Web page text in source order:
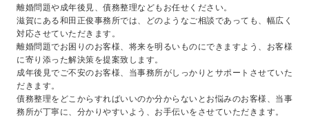
離婚問題や成年後見、債務整理などもお任せください。
滋賀にある和田正俊事務所では、どのようなご相談であっても、幅広く
対応させていただきます。
離婚問題でお困りのお客様、将来を明るいものにできますよう、お客様
に寄り添った解決策を提案致します。
成年後見でご不安のお客様、当事務所がしっかりとサポートさせていた
だきます。
債務整理をどこからすればいいのか分からないとお悩みのお客様、当事
務所が丁寧に、分かりやすいよう、お手伝いをさせていただきます。